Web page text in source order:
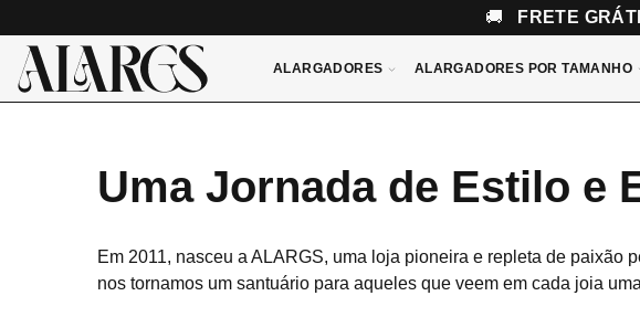
🚚 FRETE
ALARGADORES ALARGADORES POR TAMANHO
Uma Jornada de Estilo e
Em 2011, nasceu a ALARGS, uma loja pioneira e repleta de paixão
nos tornamos um santuário para aqueles que veem em cada joia